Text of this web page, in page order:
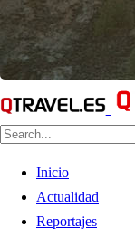
Inicio
Actualidad
Reportajes